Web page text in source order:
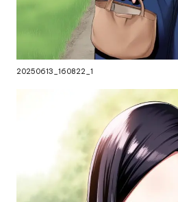
20250613_160822_1